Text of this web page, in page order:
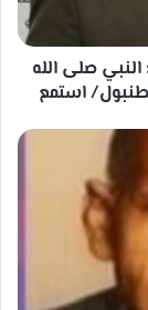
صلى الله
استمع